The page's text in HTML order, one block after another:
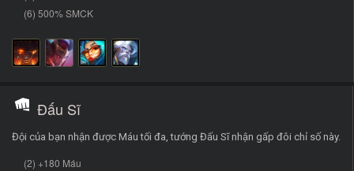
(6) 500% SMCK
Đấu Sĩ
Đội của bạn nhận được Máu tối đa, tướng Đấu Sĩ nhận gấp đôi chỉ số này.
(2) +180 Máu